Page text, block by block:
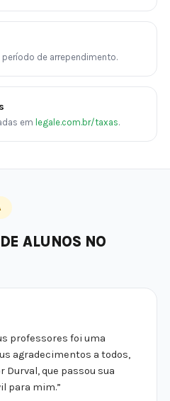
período de arrependimento.
em legale.com.br/taxas.
ALUNOS NO
professores foi uma
agradecimentos a todos,
que passou sua
para mim.”